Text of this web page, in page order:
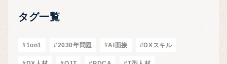
タグ一覧
#1on1 #2030年問題 #AI面接 #DXスキル